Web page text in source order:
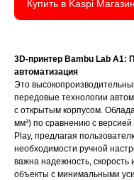
Купить в Kaspi
3D-принтер Bambu Lab A1:
автоматизация
Это
передовые технологии
с открытым корпусом.
мм³) по сравнению с
Play, предлагая
необходимости ручной
важна надежность, скорость
объекты с минимальными